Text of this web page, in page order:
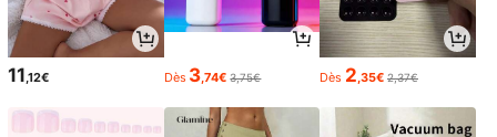
11,12€ Dès 3,74€ 3,75€ Dès 2,35€ 2,37€